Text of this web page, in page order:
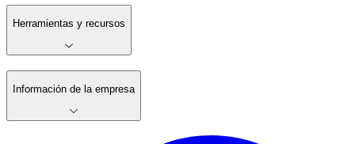
Herramientas y recursos
Información de la empresa